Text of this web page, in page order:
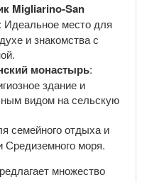
Migliarino-San
: Идеальное место для
и знакомства с
монастырь:
здание и
видом на сельскую
семейного отдыха и
Средиземного моря.
множество